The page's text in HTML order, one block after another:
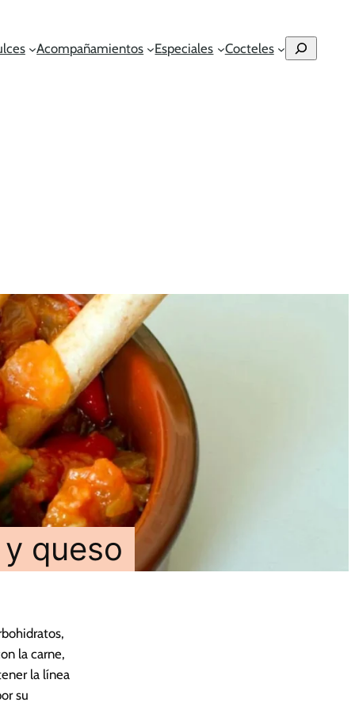
Acompañamientos Especiales Cocteles Buscar
queso
la carne,
la línea
su